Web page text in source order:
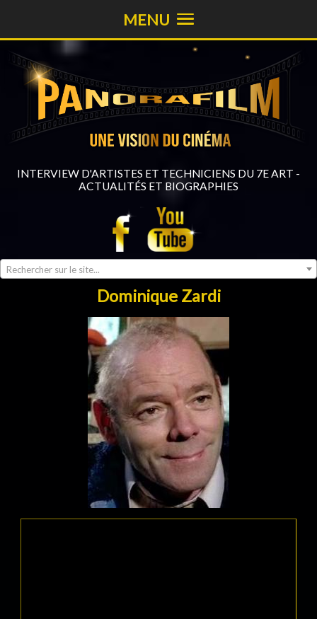
INTERVIEW D'ARTISTES ET TECHNICIENS DU 7E ART -
ACTUALITÉS ET BIOGRAPHIES
Rechercher sur le site...
MENU
Dominique Zardi